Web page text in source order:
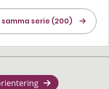
serie (200)